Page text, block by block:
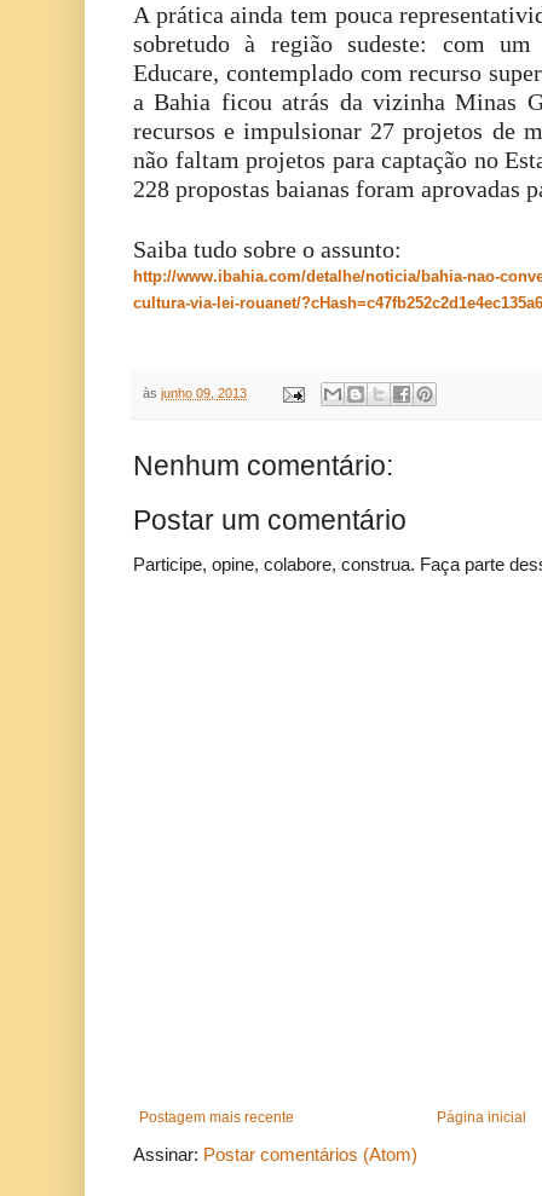
A prática ainda tem pouca
sobretudo à região sudeste: com
Educare, contemplado com recurso
a Bahia ficou atrás da vizinha Minas
recursos e impulsionar 27 projetos de
não faltam projetos para captação no
228 propostas baianas foram aprovadas
Saiba tudo sobre o assunto:
http://www.ibahia.com/detalhe/noticia/bahia-nao-
cultura-via-lei-rouanet/
às junho 09, 2013
Nenhum comentário:
Postar um comentário
Participe, opine, colabore, construa. Faça parte
Postagem mais recente Página inicial
Assinar: Postar comentários (Atom)